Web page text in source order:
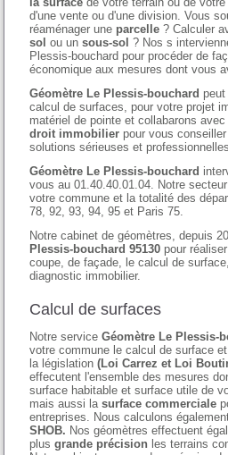
d'une vente ou d'une division. Vous
réaménager une parcelle ? Calculer
sol ou unsous-sol ? Nos s
Plessis-bouchard pour procéder de
économique aux mesures dont vous
Géomètre Le Plessis-bouchard
calcul de surfaces, pour votre projet
matériel de pointe et collabarons
droit immobilier pour vous
solutions sérieuses et professionnelles.
Géomètre Le Plessis-bouchard
vous au 01.40.40.01.04. Notre
votre commune et la totalité des
78, 92, 93, 94, 95 et Paris 75.
Notre cabinet de géomètres, depuis
Plessis-bouchard 95130 pour
coupe, de façade, le calcul de
diagnostic immobilier.
Calcul de surfaces
Notre serviceGéomètre Le Plessis-
votre commune le calcul de surface
la législation(Loi Carrez et Loi
effecutent l'ensemble des mesures
surface habitable et surface utile de
mais aussi lasurface commerciale
entreprises. Nous calculons
SHOB. Nos géomètres effectuent
plusgrande précision les terrains